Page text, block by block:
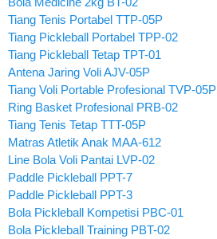
Tiang Tenis Portabel TTP-05P
Tiang Pickleball Portabel TPP-02
Tiang Pickleball Tetap TPT-01
Antena Jaring Voli AJV-05P
Tiang Voli Portable Profesional TVP-05P
Ring Basket Profesional PRB-02
Tiang Tenis Tetap TTT-05P
Matras Atletik Anak MAA-612
Line Bola Voli Pantai LVP-02
Paddle Pickleball PPT-7
Paddle Pickleball PPT-3
Bola Pickleball Kompetisi PBC-01
Bola Pickleball Training PBT-02